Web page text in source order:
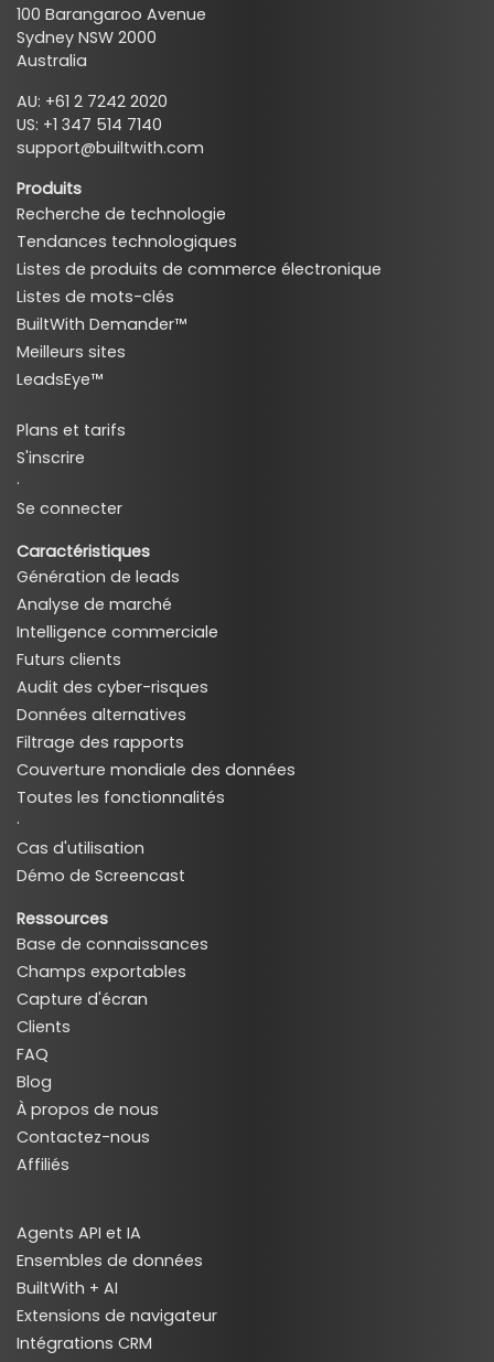
100 Barangaroo Avenue
Sydney NSW 2000
Australia
AU: +61 2 7242 2020
US: +1 347 514 7140
support@builtwith.com
Produits
Recherche de technologie
Tendances technologiques
Listes de produits de commerce électronique
Listes de mots-clés
BuiltWith Demander™
Meilleurs sites
LeadsEye™
Plans et tarifs
S'inscrire
·
Se connecter
Caractéristiques
Génération de leads
Analyse de marché
Intelligence commerciale
Futurs clients
Audit des cyber-risques
Données alternatives
Filtrage des rapports
Couverture mondiale des données
Toutes les fonctionnalités
·
Cas d'utilisation
Démo de Screencast
Ressources
Base de connaissances
Champs exportables
Capture d'écran
Clients
FAQ
Blog
À propos de nous
Contactez-nous
Affiliés
Agents API et IA
Ensembles de données
BuiltWith + AI
Extensions de navigateur
Intégrations CRM